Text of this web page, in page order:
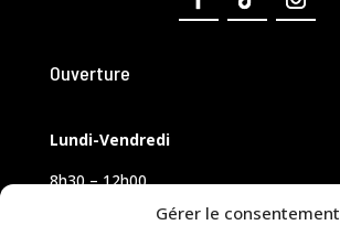
Gérer le consentement
Ouverture
Lundi-Vendredi
8h30 – 12h00